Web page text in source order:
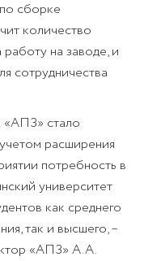
сборке
количество
на заводе, и
сотрудничества
стало
расширения
потребность в
университет
как среднего
так и высшего, –
«АПЗ» А.А.